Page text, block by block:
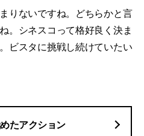
りないですね。どちらかと言
。シネスコって格好良く決ま
ビスタに挑戦し続けていたい
たアクション